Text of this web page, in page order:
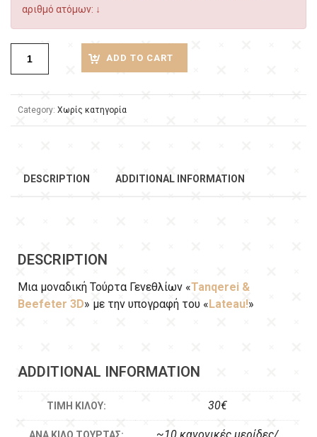
αριθμό ατόμων: ↓
ADD TO CART
Category: Χωρίς κατηγορία
DESCRIPTION ADDITIONAL INFORMATION
DESCRIPTION
Μια μοναδική Τούρτα Γενεθλίων «Tanqerei &
Beefeter 3D» με την υπογραφή του « Lateau!»
ADDITIONAL INFORMATION
ΤΙΜΉ ΚΙΛΟΎ: 30€